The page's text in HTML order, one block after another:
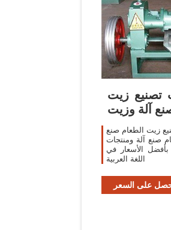
تصنيع زيت
آلة وزيت
زيت الطعام صنع
صنع آلة ومنتجات
الأسعار في
اللغة العربية
على السعر